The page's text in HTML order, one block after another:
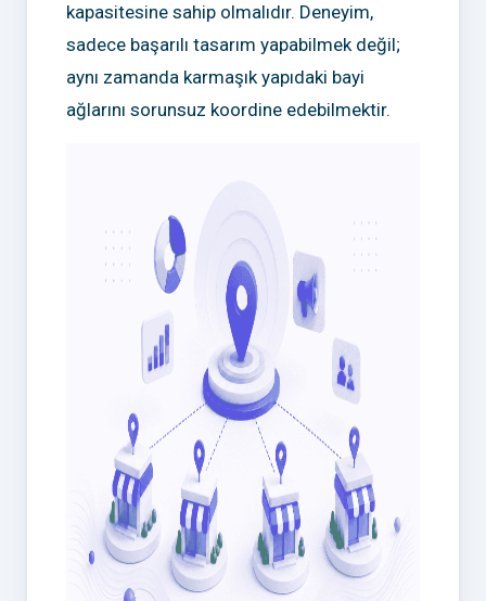
kapasitesine sahip olmalıdır. Deneyim,
sadece başarılı tasarım yapabilmek değil;
aynı zamanda karmaşık yapıdaki bayi
ağlarını sorunsuz koordine edebilmektir.